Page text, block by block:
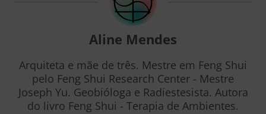
Aline Mendes
Arquiteta e mãe de três. Mestre em Feng Shui
pelo Feng Shui Research Center - Mestre
Joseph Yu. Geobióloga e Radiestesista. Autora
do livro Feng Shui - Terapia de Ambientes.